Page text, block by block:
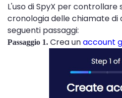
L'uso di SpyX per
cronologia delle chiamate di
seguenti passaggi:
Passaggio 1. Crea unaccount